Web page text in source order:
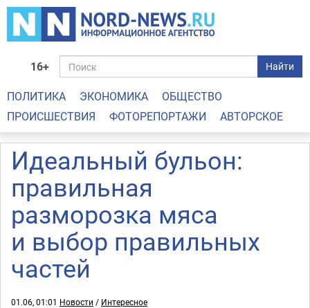
16+ Найти
ПОЛИТИКА ЭКОНОМИКА
ОБЩЕСТВО
ПРОИСШЕСТВИЯ
ФОТОРЕПОРТАЖИ АВТОРСКОЕ
Идеальный бульон:
правильная
разморозка мяса
и выбор правильных
частей
01.06, 01:01 Новости / Интересное